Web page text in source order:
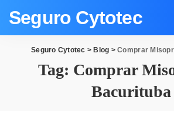
Seguro Cytotec
Seguro Cytotec > Blog >Comprar
Tag: Comprar
Bacurituba